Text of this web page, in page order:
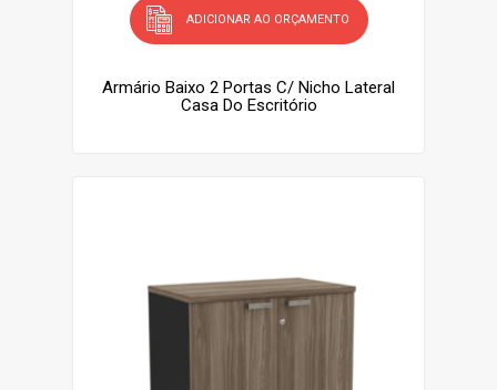
ADICIONAR AO ORÇAMENTO
Armário Baixo 2 Portas C/ Nicho Lateral
Casa Do Escritório